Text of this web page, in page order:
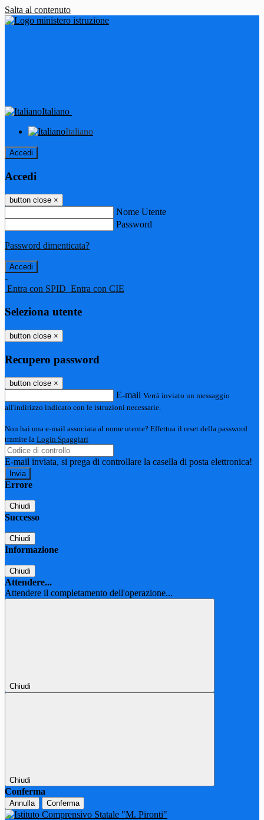
Salta al contenuto
Italiano
Italiano
Accedi
Accedi
button close ×
Nome Utente
Password
Password dimenticata?
-
Entra con SPID Entra con CIE
Seleziona utente
button close ×
Recupero password
button close ×
E-mail Verrà inviato un messaggio
all'indirizzo indicato con le istruzioni necessarie.
Non hai una e-mail associata al nome utente? Effettua il reset della password
tramite la Login Spaggiari
E-mail inviata, si prega di controllare la casella di posta elettronica!
Errore
Chiudi
Successo
Chiudi
Informazione
Chiudi
Attendere...
Attendere il completamento dell'operazione...
Chiudi
Chiudi
Conferma
Annulla Conferma